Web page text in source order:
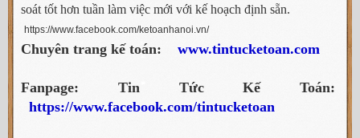
soát tốt hơn tuần làm việc mới với kế hoạch định sẵn.
https://www.facebook.com/ketoanhanoi.vn/
Chuyên trang kế toán: www.tintucketoan.com
Fanpage: Tin Tức Kế Toán:
https://www.facebook.com/tintucketoan